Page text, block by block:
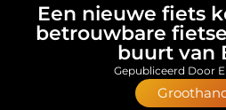
Een nieuwe fiets
betrouwbare
buurt van
Gepubliceerd Door